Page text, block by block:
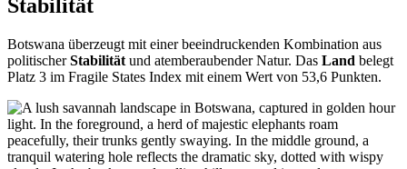
Stabilität
Botswana überzeugt mit einer beeindruckenden Kombination aus
politischerStabilität und atemberaubender Natur. Das Land belegt
Platz 3 im Fragile States Index mit einem Wert von 53,6 Punkten.